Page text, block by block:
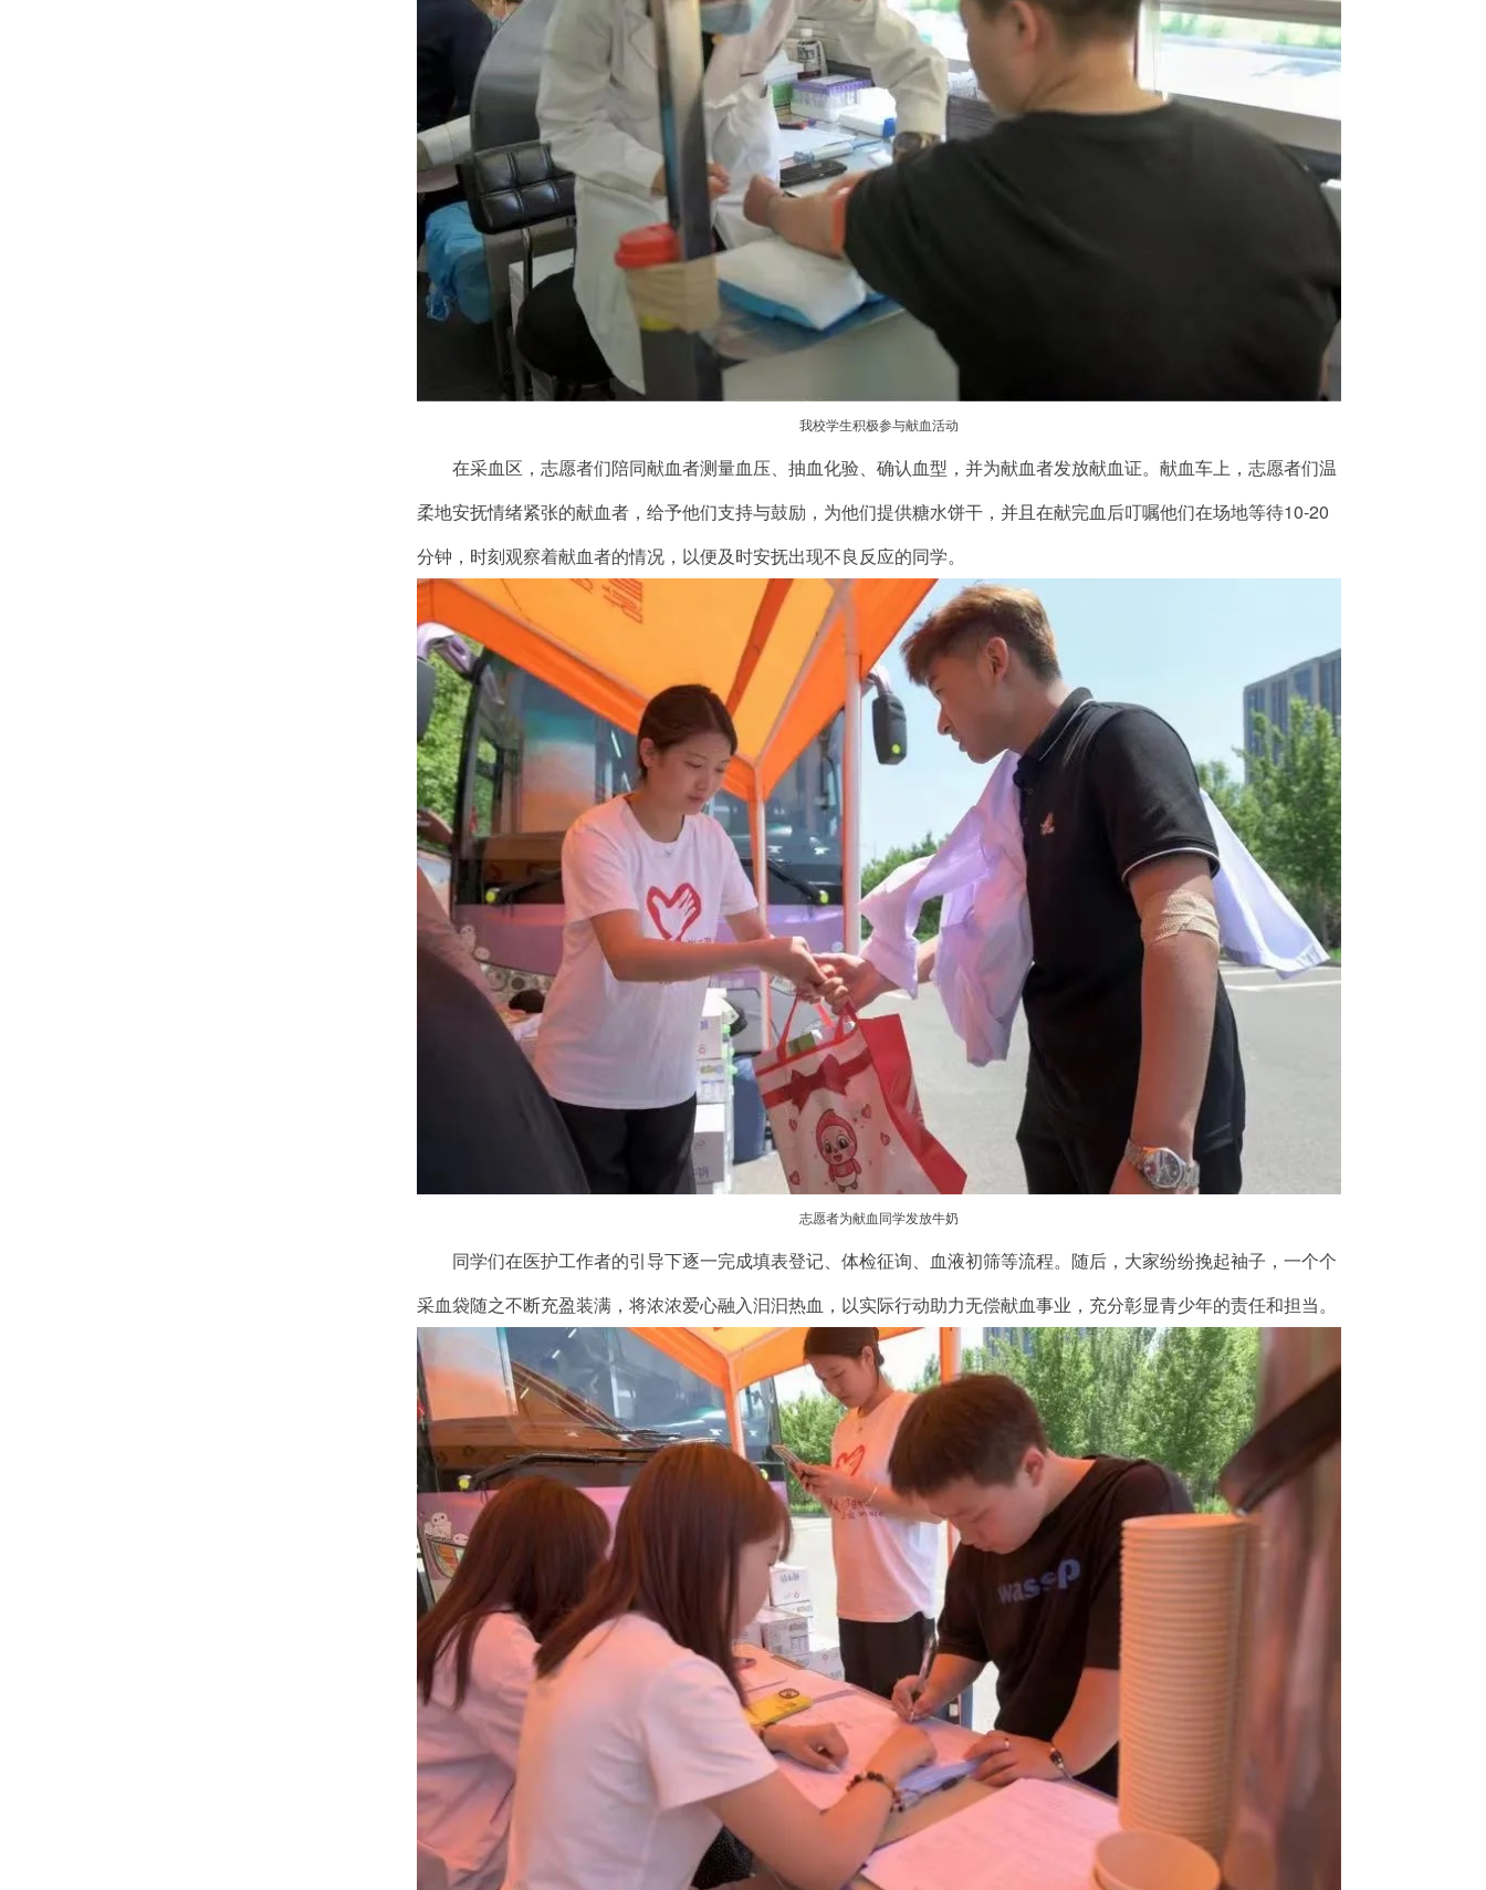
我校学生积极参与献血活动
在采血区，志愿者们陪同献血者测量血压、抽血化验、确认血型，并为献血者发放献血证。献血车上，志愿者们温
柔地安抚情绪紧张的献血者，给予他们支持与鼓励，为他们提供糖水饼干，并且在献完血后叮嘱他们在场地等待10-20
分钟，时刻观察着献血者的情况，以便及时安抚出现不良反应的同学。
志愿者为献血同学发放牛奶
同学们在医护工作者的引导下逐一完成填表登记、体检征询、血液初筛等流程。随后，大家纷纷挽起袖子，一个个
采血袋随之不断充盈装满，将浓浓爱心融入汩汩热血，以实际行动助力无偿献血事业，充分彰显青少年的责任和担当。